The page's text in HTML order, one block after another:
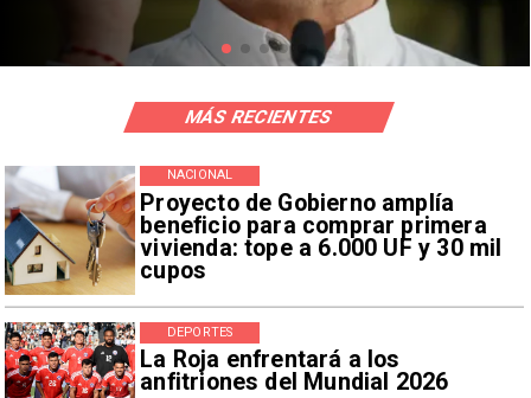
Proyecto de Gobierno amplía
beneficio para comprar primera
vivienda: tope a 6.000 UF y 30 mil
cupos
NACIONAL
La Roja enfrentará a los
anfitriones del Mundial 2026
DEPORTES
MÁS RECIENTES